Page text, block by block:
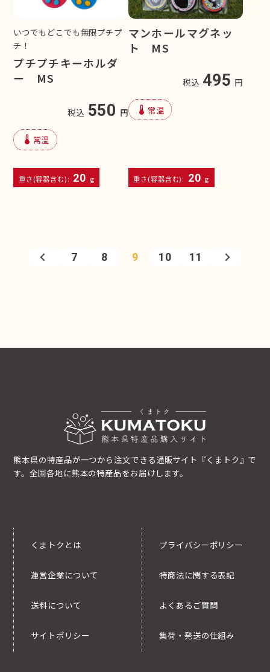
いつでもどこでも無限プチプ
チ！
プチプチキーホルダ
ー MS
税込 550 円
device_thermostat 常温
重さ(容器含む): 20 g
マンホールマグネッ
ト MS
税込 495 円
device_thermostat 常温
重さ(容器含む): 20 g
7 8 9 10 11
熊本県の特産品が一つから注文できる通販サイト『くまトク』で
す。全国各地に熊本の特産品をお届けします。
くまトクとは
運営企業について
送料について
サイトポリシー
プライバシーポリシー
特商法に関する表記
よくあるご質問
集荷・発送の仕組み